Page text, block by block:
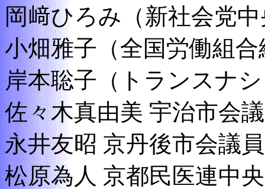
岡﨑ひろみ（新社会党
小畑雅子（全国労働組
岸本聡子（トランスナ
佐々木真由美 宇治市会
永井友昭 京丹後市会議員
松原為人 京都民医連中